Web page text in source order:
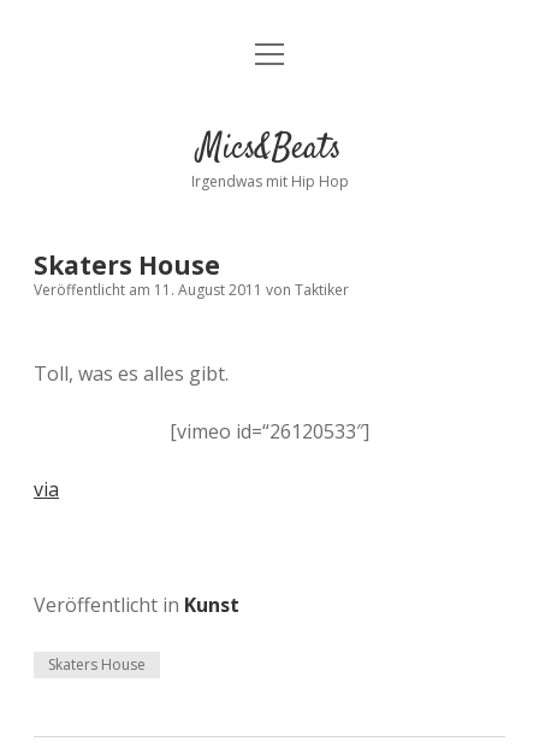
Kontakt
facebookinstagram
bandcamp
spotify
Menü
Mics&Beats
Irgendwas mit Hip Hop
Skaters House
Veröffentlicht am 11. August 2011 von Taktiker
Toll, was es alles gibt.
[vimeo id=“26120533″]
via
Veröffentlicht in Kunst
Skaters House